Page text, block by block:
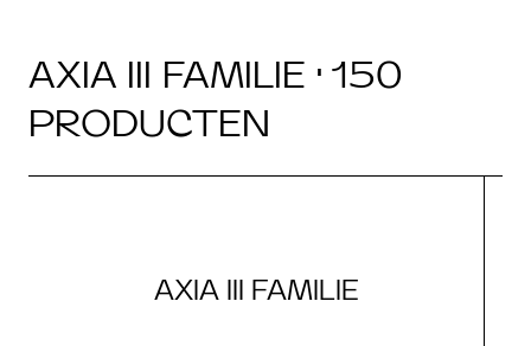
AXIA III FAMILIE · 150
PRODUCTEN
AXIA III FAMILIE